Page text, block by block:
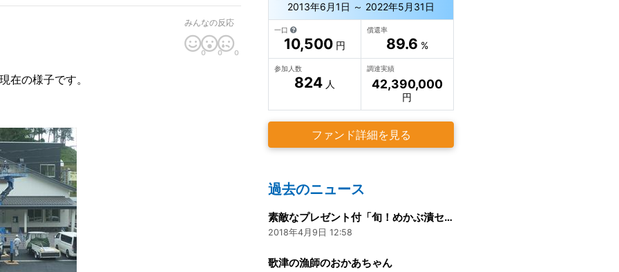
みんなの反応
0 0 0
現在の様子です。
2013年6月1日 ～ 2022年5月31日
一口
10,500円
償還率
89.6 %
参加人数
824人
調達実績
42,390,000
円
ファンド詳細を見る
過去のニュース
素敵なプレゼント付「旬！めかぶ漬セット2018」の販売は本日まで
2018年4月9日 12:58
歌津の漁師のおかあちゃん